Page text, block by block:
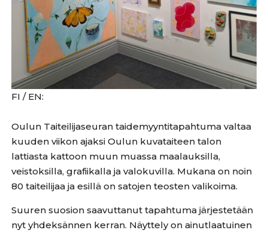
FI / EN:
Oulun Taiteilijaseuran taidemyyntitapahtuma valtaa
kuuden viikon ajaksi Oulun kuvataiteen talon
lattiasta kattoon muun muassa maalauksilla,
veistoksilla, grafiikalla ja valokuvilla. Mukana on noin
80 taiteilijaa ja esillä on satojen teosten valikoima.
Suuren suosion saavuttanut tapahtuma järjestetään
nyt yhdeksännen kerran. Näyttely on ainutlaatuinen